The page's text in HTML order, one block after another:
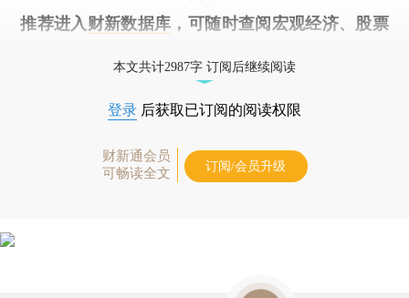
推荐进入 财新数据库 ，可随时查阅宏观经济、股票
本文共计2987字 订阅后继续阅读
登录 后获取已订阅的阅读权限
财新通会员
可畅读全文
订阅/会员升级